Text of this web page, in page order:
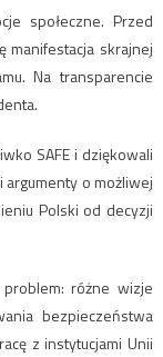
społeczne. Przed
manifestacja skrajnej
Na transparencie
SAFE i dziękowali
o możliwej
Polski od decyzji
problem: różne wizje
bezpieczeństwa
z instytucjami Unii